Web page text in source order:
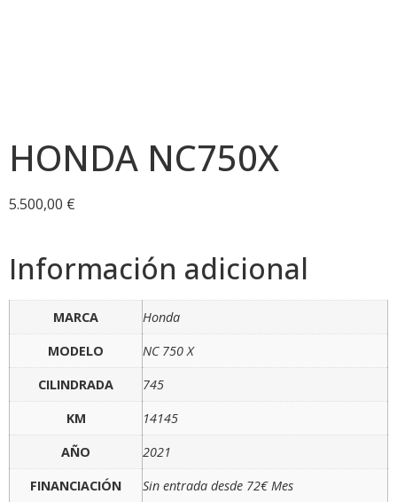
HONDA NC750X
5.500,00 €
Información adicional
MARCA
Honda
MODELO
NC 750 X
CILINDRADA
745
KM
14145
AÑO
2021
FINANCIACIÓN
Sin entrada desde 72€ Mes